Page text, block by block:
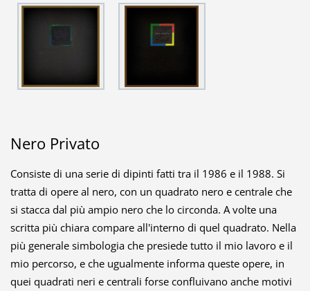
Nero Privato
Consiste di una serie di dipinti fatti tra il 1986 e il 1988. Si
tratta di opere al nero, con un quadrato nero e centrale che
si stacca dal più ampio nero che lo circonda. A volte una
scritta più chiara compare all'interno di quel quadrato. Nella
più generale simbologia che presiede tutto il mio lavoro e il
mio percorso, e che ugualmente informa queste opere, in
quei quadrati neri e centrali forse confluivano anche motivi